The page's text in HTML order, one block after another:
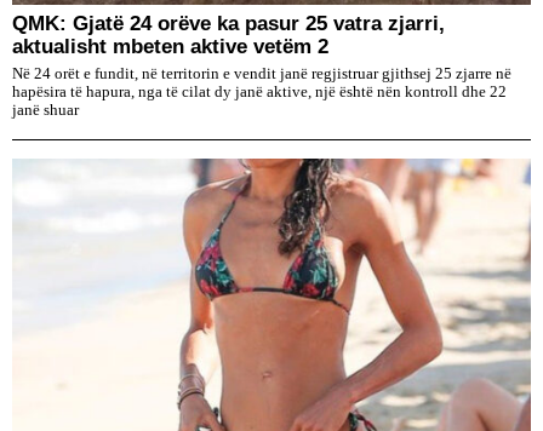
QMK: Gjatë 24 orëve ka pasur 25 vatra zjarri,
aktualisht mbeten aktive vetëm 2
Në 24 orët e fundit, në territorin e vendit janë regjistruar gjithsej 25 zjarre në
hapësira të hapura, nga të cilat dy janë aktive, një është nën kontroll dhe 22
janë shuar